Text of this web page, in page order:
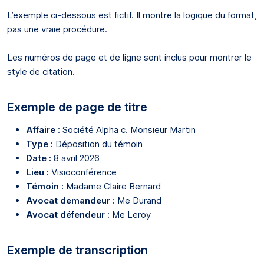
L’exemple ci-dessous est fictif. Il montre la logique du format,
pas une vraie procédure.
Les numéros de page et de ligne sont inclus pour montrer le
style de citation.
Exemple de page de titre
Affaire : Société Alpha c. Monsieur Martin
Type : Déposition du témoin
Date : 8 avril 2026
Lieu : Visioconférence
Témoin : Madame Claire Bernard
Avocat demandeur : Me Durand
Avocat défendeur : Me Leroy
Exemple de transcription